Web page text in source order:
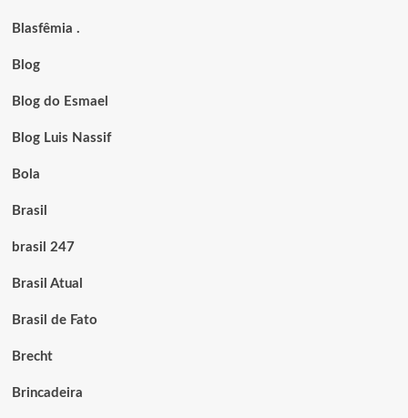
Blasfêmia .
Blog
Blog do Esmael
Blog Luis Nassif
Bola
Brasil
brasil 247
Brasil Atual
Brasil de Fato
Brecht
Brincadeira